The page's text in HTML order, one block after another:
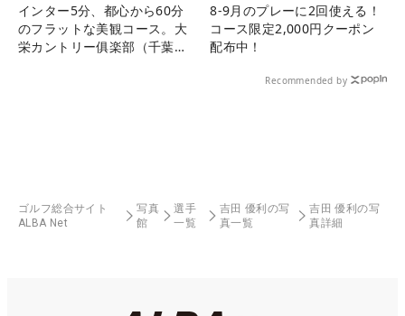
インター5分、都心から60分
のフラットな美観コース。大
栄カントリー俱楽部（千葉
8-9月のプレーに2回使える！
コース限定2,000円クーポン
配布中！
Recommended by
ゴルフ総合サイト
ALBA Net
写真
館
選手
一覧
吉田 優利の写
真一覧
吉田 優利の写
真詳細